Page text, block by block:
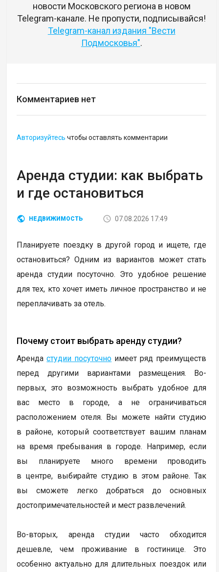
новости Московского региона в новом
Telegram-канале. Не пропусти, подписывайся!
Telegram-канал издания "Вести
Подмосковья".
Комментариев нет
Авторизуйтесь чтобы оставлять комментарии
Аренда студии: как выбрать
и где остановиться
НЕДВИЖИМОСТЬ 07.08.2026 17:49
Планируете поездку в другой город и ищете, где
остановиться? Одним из вариантов может стать
аренда студии посуточно. Это удобное решение
для тех, кто хочет иметь личное пространство и не
переплачивать за отель.
Почему стоит выбрать аренду студии?
Арендастудии посуточно имеет ряд преимуществ
перед другими вариантами размещения. Во-
первых, это возможность выбрать удобное для
вас место в городе, а не ограничиваться
расположением отеля. Вы можете найти студию
в районе, который соответствует вашим планам
на время пребывания в городе. Например, если
вы планируете много времени проводить
в центре, выбирайте студию в этом районе. Так
вы сможете легко добраться до основных
достопримечательностей и мест развлечений.
Во-вторых, аренда студии часто обходится
дешевле, чем проживание в гостинице. Это
особенно актуально для длительных поездок или